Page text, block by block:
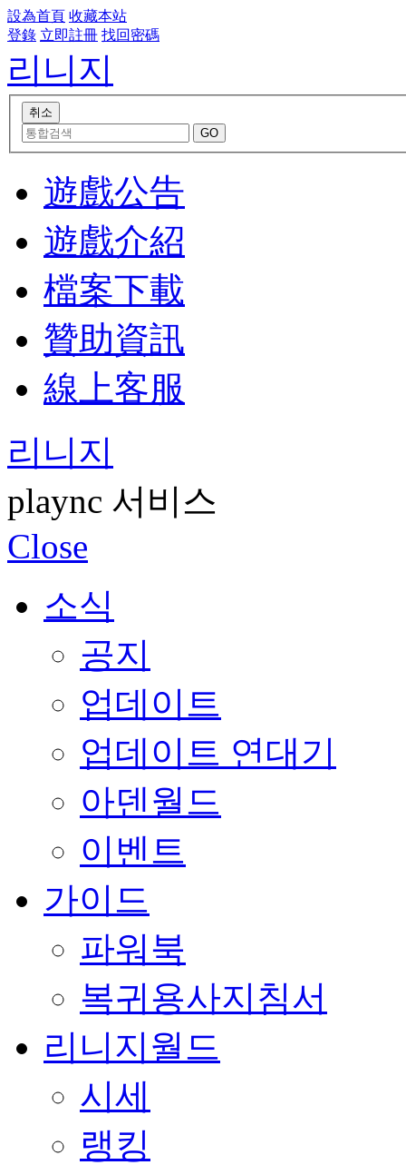
設為首頁 收藏本站
登錄 立即註冊 找回密碼
리니지
遊戲公告
遊戲介紹
檔案下載
贊助資訊
線上客服
리니지
plaync 서비스
Close
소식
공지
업데이트
업데이트 연대기
아덴월드
이벤트
가이드
파워북
복귀용사지침서
리니지월드
시세
랭킹